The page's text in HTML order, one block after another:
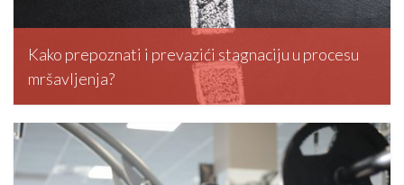
Kako prepoznati i prevazići stagnaciju u procesu
mršavljenja?
editormd, March 5, 2026